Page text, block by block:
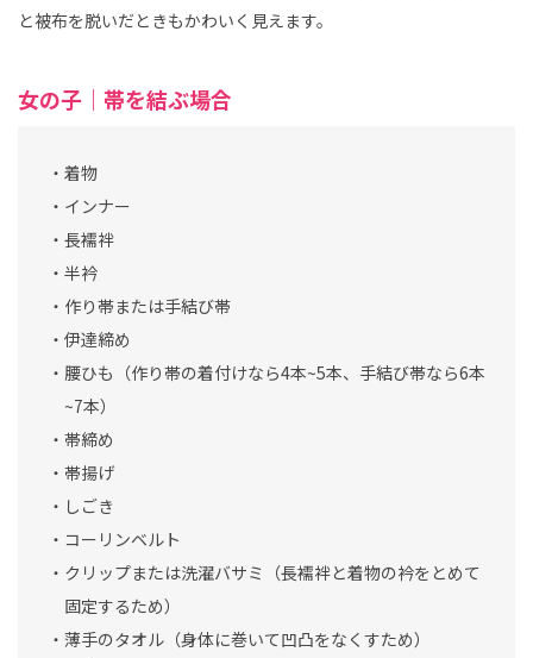
と被布を脱いだときもかわいく見えます。
女の子｜帯を結ぶ場合
・着物
・インナー
・長襦袢
・半衿
・作り帯または手結び帯
・伊達締め
・腰ひも（作り帯の着付けなら4本~5本、手結び帯なら6本
~7本）
・帯締め
・帯揚げ
・しごき
・コーリンベルト
・クリップまたは洗濯バサミ（長襦袢と着物の衿をとめて
固定するため）
・薄手のタオル（身体に巻いて凹凸をなくすため）